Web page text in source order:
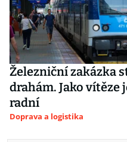
Železniční zakázka
drahám. Jako
radní
Doprava a logistika